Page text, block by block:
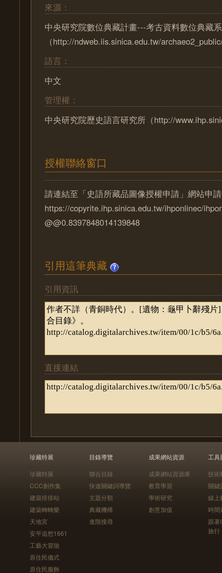
來源：
中央研究院數位典藏計畫---考古資料數位典藏
（http://ndweb.iis.sinica.edu.tw/
語言：
中文
管理權：
中央研究院歷史語言研究所（http://
授權聯絡窗口
請連結至「史語所藏品圖像授權申請」網站申
https://copyrite.ihp.sinica.edu.tw/ihponlinec/
@@0.8397848014139848
引用這筆典藏
引用資訊
直接連結
珍藏特展
珍藏特展
CCC創作集
建築排排站
建築轉轉樂
天地宮
安平追想1661
工藝大冒險
原住民儀式
原住民服飾
目錄導覽
聯合目錄
快速關鍵詞導覽
主題分類
典藏機構
進階搜尋
成果網站資源
成果網站資源庫
教育學習
學術研究
創意加值
工具
技術
關鍵
線上
時間
跟
旅行